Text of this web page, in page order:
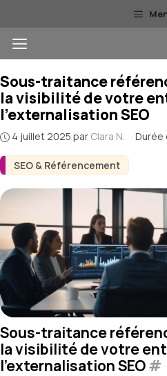
au
contenuMenu
SEO & Référencement
Sous-traitance
la visibilité de votre
l’externalisation SEO
4 juillet 2025 par Clara N. · Durée
Sous-traitance
la visibilité de votre
l’externalisation SEO#